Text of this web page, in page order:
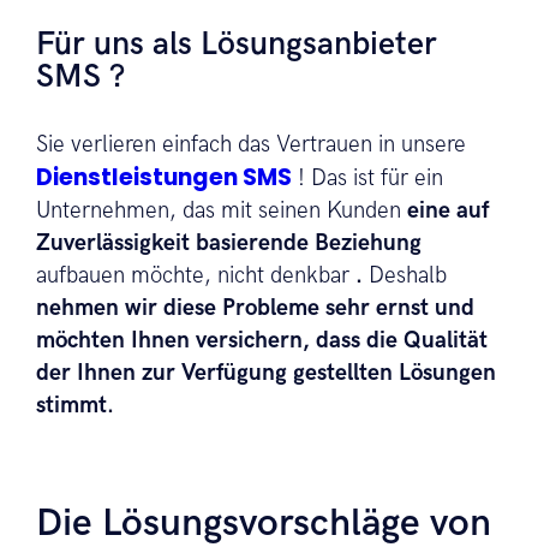
Für uns als Lösungsanbieter
SMS ?
Sie verlieren einfach das Vertrauen in unsere
Dienstleistungen SMS ! Das ist für ein
Unternehmen, das mit seinen Kunden eine auf
Zuverlässigkeit basierende Beziehung
aufbauen möchte, nicht denkbar . Deshalb
nehmen wir diese Probleme sehr ernst und
möchten Ihnen versichern, dass die Qualität
der Ihnen zur Verfügung gestellten Lösungen
stimmt.
Die Lösungsvorschläge von